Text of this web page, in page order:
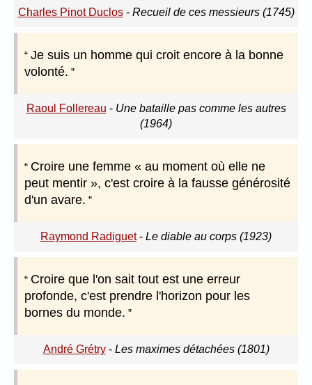
Charles Pinot Duclos- Recueil de ces messieurs (1745)
Je suis un homme qui croit encore à la bonne
volonté.
Raoul Follereau - Une bataille pas comme les autres
(1964)
Croire une femme « au moment où elle ne
peut mentir », c'est croire à la fausse générosité
d'un avare.
Raymond Radiguet- Le diable au corps (1923)
Croire que l'on sait tout est une erreur
profonde, c'est prendre l'horizon pour les
bornes du monde.
André Grétry- Les maximes détachées (1801)